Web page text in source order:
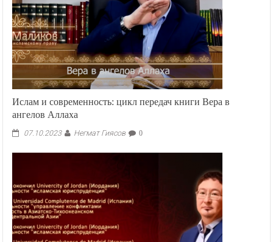
Ислам и современность: цикл передач книги Вера в
ангелов Аллаха
07.10.2023 Негмат Гиясов 0